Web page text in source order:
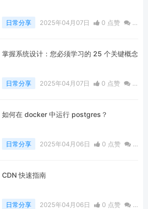
日常分享 2025年04月07日 0 点赞
0
掌握系统设计：您必须学习的 25 个关键概念
日常分享 2025年04月07日 0 点赞
0
如何在 docker 中运行 postgres？
日常分享 2025年04月06日 0 点赞
0
CDN 快速指南
日常分享 2025年04月06日 0 点赞
0